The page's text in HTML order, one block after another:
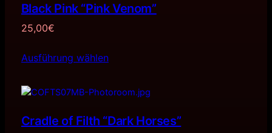
Black Pink “Pink Venom”
25,00€
Ausführung wählen
Cradle of Filth “Dark Horses”